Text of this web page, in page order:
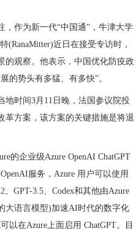
作为新一代“中国通”，牛津大学
(RanaMitter)近日在接受专访时，
的观察。他表示，中国优化防疫政
的势头有多猛、有多快”。
时间3月11日晚，法国参议院投
革方案，该方案的关键措施是将退
企业级Azure OpenAI ChatGPT
服务，Azure 用户可以使用
GPT-3.5、Codex和其他由Azure
大语言模型)加速AI时代的数字化
以在Azure上面启用 ChatGPT。目